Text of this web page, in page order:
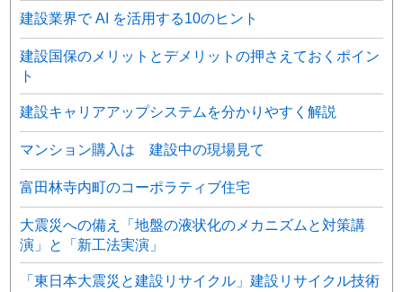
建設業界で AI を活用する10のヒント
建設国保のメリットとデメリットの押さえておくポイン
ト
建設キャリアアップシステムを分かりやすく解説
マンション購入は 建設中の現場見て
富田林寺内町のコーポラティブ住宅
大震災への備え「地盤の液状化のメカニズムと対策講
演」と「新工法実演」
「東日本大震災と建設リサイクル」建設リサイクル技術